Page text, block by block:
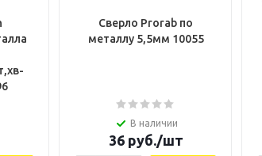
Сверло Prorab по
металлу 5,5мм 10055
В наличии
36руб./шт